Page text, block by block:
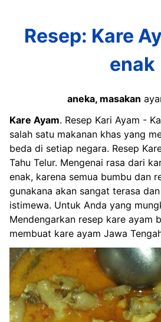
Resep: Kare
enak
aneka, masakan
Kare Ayam. Resep Kari Ayam -
salah satu makanan khas yang
beda di setiap negara. Resep
Tahu Telur. Mengenai rasa dari
enak, karena semua bumbu dan
gunakana akan sangat terasa
istimewa. Untuk Anda yang
Mendengarkan resep kare ayam
membuat kare ayam Jawa